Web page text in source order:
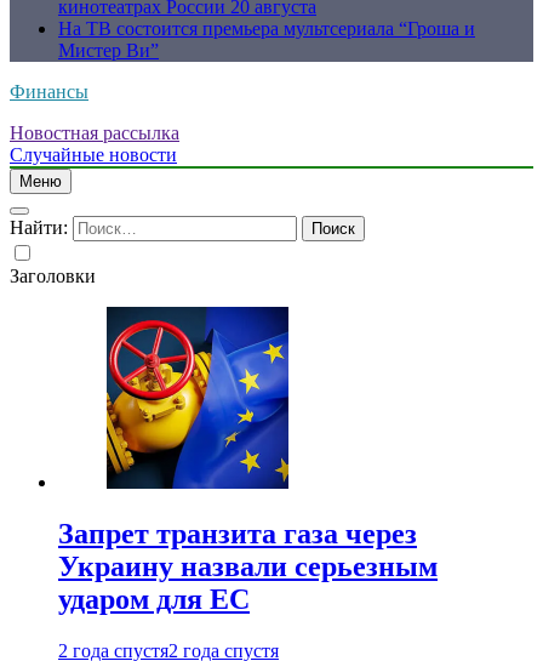
кинотеатрах России 20 августа
На ТВ состоится премьера мультсериала “Гроша и
Мистер Ви”
Финансы
Новостная рассылка
Случайные новости
Меню
Найти:
Заголовки
Запрет транзита газа через
Украину назвали серьезным
ударом для ЕС
2 года спустя2 года спустя